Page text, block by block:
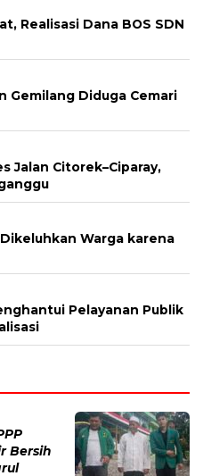
Realisasi Dana BOS SDN
Gemilang Diduga Cemari
Jalan Citorek–Ciparay,
Warga karena
Pelayanan Publik
Bersih